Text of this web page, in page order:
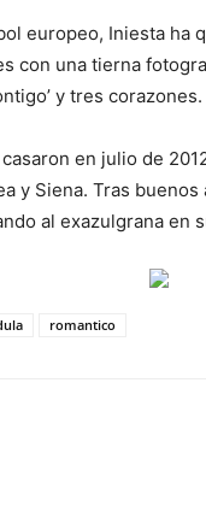
europeo, Iniesta ha
con una tierna
y tres corazones.
en julio de
y Siena. Tras
al exazulgrana en
romantico